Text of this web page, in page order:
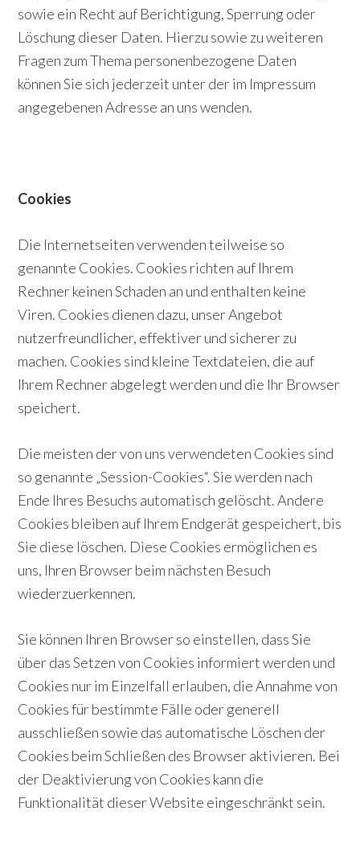
sowie ein Recht auf Berichtigung, Sperrung oder
Löschung dieser Daten. Hierzu sowie zu weiteren
Fragen zum Thema personenbezogene Daten
können Sie sich jederzeit unter der im Impressum
angegebenen Adresse an uns wenden.
Cookies
Die Internetseiten verwenden teilweise so
genannte Cookies. Cookies richten auf Ihrem
Rechner keinen Schaden an und enthalten keine
Viren. Cookies dienen dazu, unser Angebot
nutzerfreundlicher, effektiver und sicherer zu
machen. Cookies sind kleine Textdateien, die auf
Ihrem Rechner abgelegt werden und die Ihr Browser
speichert.
Die meisten der von uns verwendeten Cookies sind
so genannte „Session-Cookies“. Sie werden nach
Ende Ihres Besuchs automatisch gelöscht. Andere
Cookies bleiben auf Ihrem Endgerät gespeichert, bis
Sie diese löschen. Diese Cookies ermöglichen es
uns, Ihren Browser beim nächsten Besuch
wiederzuerkennen.
Sie können Ihren Browser so einstellen, dass Sie
über das Setzen von Cookies informiert werden und
Cookies nur im Einzelfall erlauben, die Annahme von
Cookies für bestimmte Fälle oder generell
ausschließen sowie das automatische Löschen der
Cookies beim Schließen des Browser aktivieren. Bei
der Deaktivierung von Cookies kann die
Funktionalität dieser Website eingeschränkt sein.